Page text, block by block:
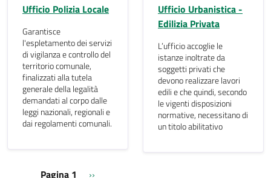
Ufficio Polizia Locale
Garantisce
l'espletamento dei servizi
di vigilanza e controllo del
territorio comunale,
finalizzati alla tutela
generale della legalità
demandati al corpo dalle
leggi nazionali, regionali e
dai regolamenti comunali.
Ufficio Urbanistica -
Edilizia Privata
L’ufficio accoglie le
istanze inoltrate da
soggetti privati che
devono realizzare lavori
edili e che quindi, secondo
le vigenti disposizioni
normative, necessitano di
un titolo abilitativo
Pagina 1 Pagina successiva
››